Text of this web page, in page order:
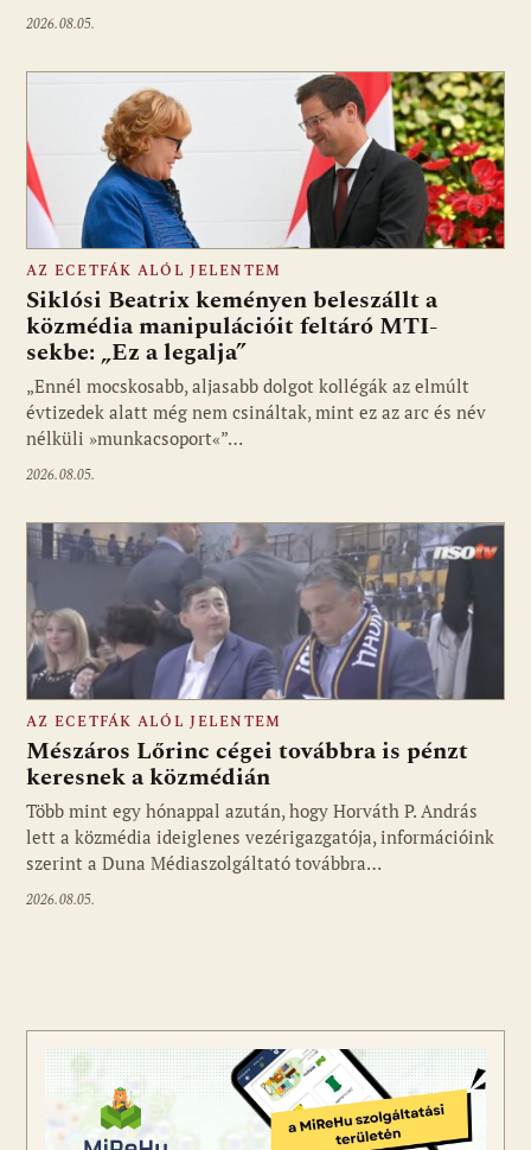
2026.08.05.
Fotó: media1.hu
AZ ECETFÁK ALÓL JELENTEM
Siklósi Beatrix keményen beleszállt a
közmédia manipulációit feltáró MTI-
sekbe: „Ez a legalja”
„Ennél mocskosabb, aljasabb dolgot kollégák az elmúlt
évtizedek alatt még nem csináltak, mint ez az arc és név
nélküli »munkacsoport«”…
2026.08.05.
Fotó: media1.hu
AZ ECETFÁK ALÓL JELENTEM
Mészáros Lőrinc cégei továbbra is pénzt
keresnek a közmédián
Több mint egy hónappal azután, hogy Horváth P. András
lett a közmédia ideiglenes vezérigazgatója, információink
szerint a Duna Médiaszolgáltató továbbra…
2026.08.05.